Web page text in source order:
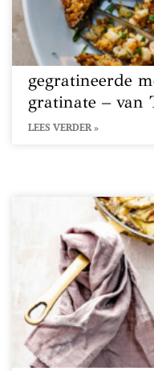
gegratineerde
gratinate – van
LEES VERDER »